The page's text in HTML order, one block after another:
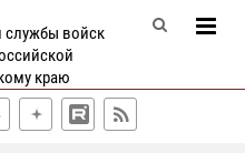
службы войск
краю